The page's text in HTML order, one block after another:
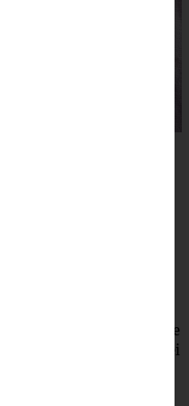
Zitronen-
Die weiche
Zucker mit dem
schaumig schlagen. Die
zufügen und dabei
Salz, Backpulver,
und alles